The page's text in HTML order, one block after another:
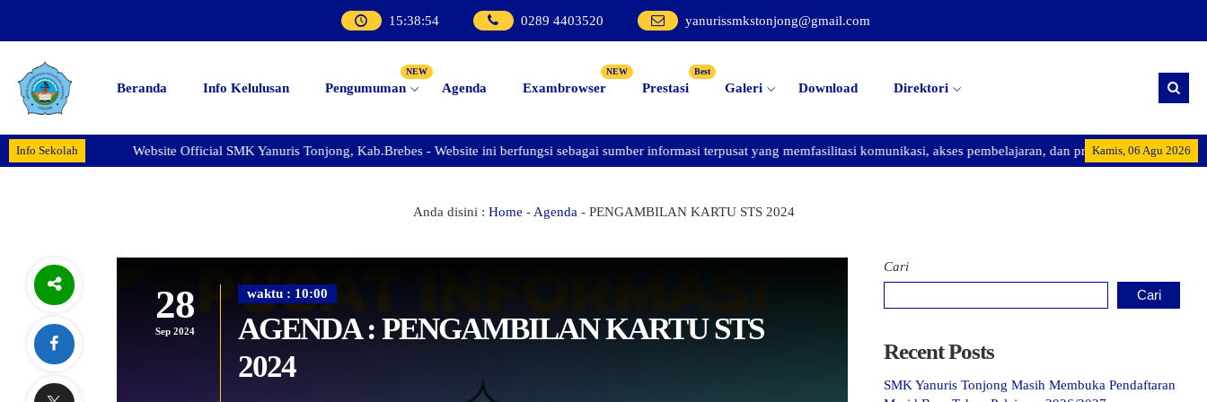
15:38:55 0289 4403520 yanurissmkstonjong@gmail.com
Beranda Info Kelulusan Pengumuman
NEW
Agenda Exambrowser
NEW
Prestasi
Best
Galeri Download Direktori
Info Sekolah Kamis, 06 Agu 2026
Website Official SMK Yanuris Tonjong, Kab.Brebes - Website ini berfungsi sebagai sumber informasi terpusat yang memfasilitasi komunikasi, akses pembelajaran, dan promosi kegiatan sekolah.
Anda disini : Home - Agenda - PENGAMBILAN KARTU STS 2024
28
Sep 2024
waktu : 10:00
AGENDA : PENGAMBILAN KARTU STS
2024
Cari
Cari
Recent Posts
SMK Yanuris Tonjong Masih Membuka Pendaftaran